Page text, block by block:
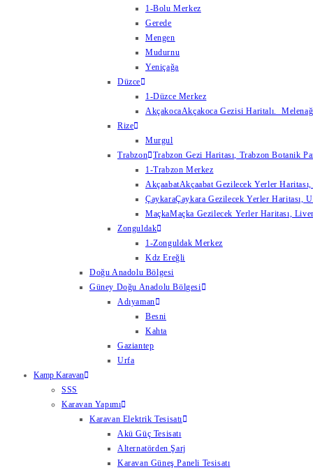
1-Bolu Merkez
Gerede
Mengen
Mudurnu
Yeniçağa
Düzce
1-Düzce Merkez
AkçakocaAkçakoca Gezisi Haritalı.
Rize
Murgul
Trabzon Trabzon Gezi Haritası, Trabzon Botanik
1-Trabzon Merkez
AkçaabatAkçaabat Gezilecek Yerler
ÇaykaraÇaykara Gezilecek Yerler Haritası,
MaçkaMaçka Gezilecek Yerler Haritası,
Zonguldak
1-Zonguldak Merkez
Kdz Ereğli
Doğu Anadolu Bölgesi
Güney Doğu Anadolu Bölgesi
Adıyaman
Besni
Kahta
Gaziantep
Urfa
Kamp Karavan
SSS
Karavan Yapımı
Karavan Elektrik Tesisatı
Akü Güç Tesisatı
Alternatörden Şarj
Karavan Güneş Paneli Tesisatı